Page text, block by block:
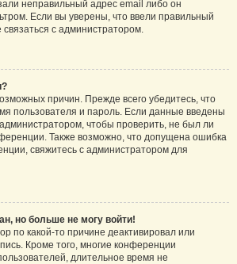
неправильный адрес email либо он
Если вы уверены, что ввели правильный
с администратором.
причин. Прежде всего убедитесь, что
пользователя и пароль. Если данные введены
чтобы проверить, не был ли
Также возможно, что допущена ошибка
свяжитесь с администратором для
но больше не могу войти!
по какой-то причине деактивировал или
Кроме того, многие конференции
длительное время не